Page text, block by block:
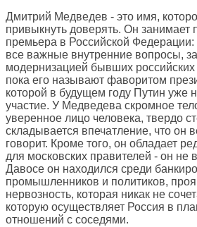
Дмитрий Медведев - это имя,
привыкнуть доверять. Он занимает
премьера в Российской Федерации:
все важные внутренние вопросы,
модернизацией бывших российских
пока его называют фаворитом
которой в будущем году Путин уже
участие. У Медведева скромное
уверенное лицо человека, твердо
складывается впечатление, что он
говорит. Кроме того, он обладает
для московских правителей - он не
Давосе он находился среди
промышленников и политиков,
нервозность, которая никак не
которую осуществляет Россия в
отношений с соседями.